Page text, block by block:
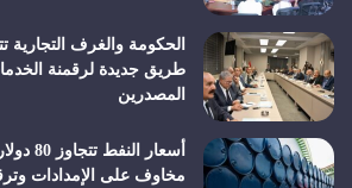
الحكومة والغرف
طريق جديدة لرقمنة
المصدرين
أسعار
مخاوف على الإمدادات